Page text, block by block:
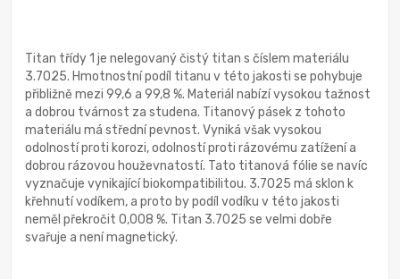
Titan třídy 1 je nelegovaný čistý titan s číslem materiálu
3.7025. Hmotnostní podíl titanu v této jakosti se pohybuje
přibližně mezi 99,6 a 99,8 %. Materiál nabízí vysokou tažnost
a dobrou tvárnost za studena. Titanový pásek z tohoto
materiálu má střední pevnost. Vyniká však vysokou
odolností proti korozi, odolností proti rázovému zatížení a
dobrou rázovou houževnatostí. Tato titanová fólie se navíc
vyznačuje vynikající biokompatibilitou. 3.7025 má sklon k
křehnutí vodíkem, a proto by podíl vodíku v této jakosti
neměl překročit 0,008 %. Titan 3.7025 se velmi dobře
svařuje a není magnetický.